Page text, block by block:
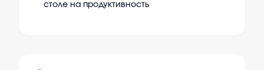
столе на продуктивность